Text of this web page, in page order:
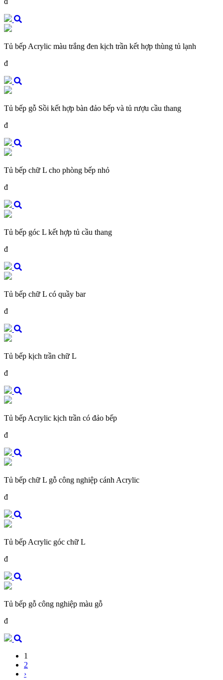
Tủ bếp Acrylic màu trắng đen kịch trần kết hợp thùng tủ lạnh
đ
Tủ bếp gỗ Sồi kết hợp bàn đảo bếp và tủ rượu cầu thang
đ
Tủ bếp chữ L cho phòng bếp nhỏ
đ
Tủ bếp góc L kết hợp tủ cầu thang
đ
Tủ bếp chữ L có quầy bar
đ
Tủ bếp kịch trần chữ L
đ
Tủ bếp Acrylic kịch trần có đảo bếp
đ
Tủ bếp chữ L gỗ công nghiệp cánh Acrylic
đ
Tủ bếp Acrylic góc chữ L
đ
Tủ bếp gỗ công nghiệp màu gỗ
đ
1
2
›